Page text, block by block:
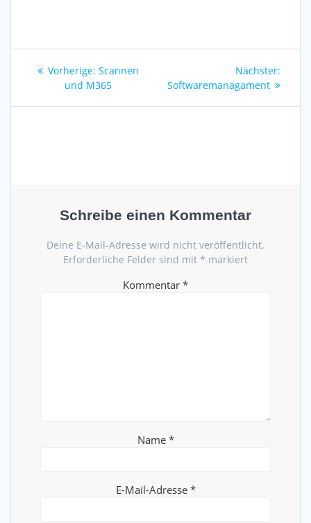
Beitragsnavigation
Vorherige: Vorheriger
Beitrag:
Scannen
und M365
Nächster:
Softwaremanagament
Schreibe einen Kommentar
Deine E-Mail-Adresse wird nicht veröffentlicht.
Erforderliche Felder sind mit * markiert
Kommentar *
Name *
E-Mail-Adresse *